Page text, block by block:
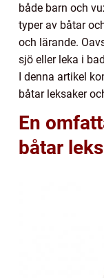
både barn och
typer av båtar
och lärande.
sjö eller leka i
I denna artikel
båtar leksaker
En
båtar